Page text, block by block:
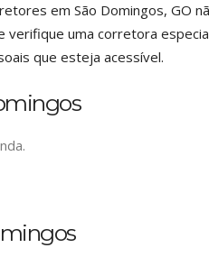
em São Domingos, GO
verifique uma corretora
que esteja acessível.